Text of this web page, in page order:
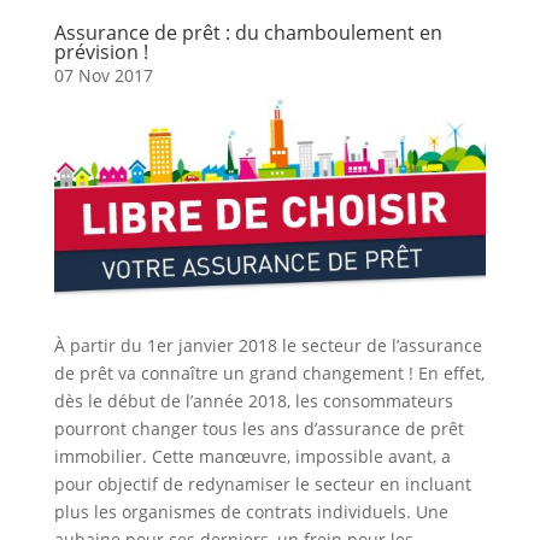
Assurance de prêt : du chamboulement en
prévision !
07 Nov 2017
À partir du 1er janvier 2018 le secteur de l’assurance
de prêt va connaître un grand changement ! En effet,
dès le début de l’année 2018, les consommateurs
pourront changer tous les ans d’assurance de prêt
immobilier. Cette manœuvre, impossible avant, a
pour objectif de redynamiser le secteur en incluant
plus les organismes de contrats individuels. Une